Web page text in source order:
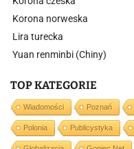
Korona norweska
Lira turecka
Yuan renminbi (Chiny)
TOP KATEGORIE
Wiadomości Poznań
Polonia Publicystyka